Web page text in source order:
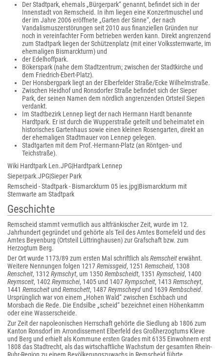
Der Stadtpark, ehemals „Bürgerpark“ genannt, befindet sich in der
Innenstadt von Remscheid. In ihm liegen eine Konzertmuschel und
der im Jahre 2006 eröffnete „Garten der Sinne“, der nach
Vandalismuszerstörungen seit 2010 aus finanziellen Gründen nur
noch in vereinfachter Form betrieben werden kann. Direkt angrenzend
zum Stadtpark liegen der Schützenplatz (mit einer Volkssternwarte, im
ehemaligen Bismarckturm) und
der Edelhoffpark.
Bökerspark (nahe dem Stadtzentrum; zwischen der Stadtkirche und
dem Friedrich-Ebert-Platz).
Der Honsbergpark liegt an der Elberfelder Straße/Ecke Wilhelmstraße.
Zwischen Heidhof und Ronsdorfer Straße befindet sich der Sieper
Park, der seinen Namen dem nördlich angrenzenden Ortsteil Siepen
verdankt.
Im Stadtbezirk Lennep liegt der nach Hermann Hardt benannte
Hardtpark. Er ist durch die Wupperstraße geteilt und beheimatet ein
historisches Gartenhaus sowie einen kleinen Rosengarten, direkt an
der ehemaligen Stadtmauer von Lennep gelegen.
Stadtgarten mit dem Prof.-Hermann-Platz (an Röntgen- und
Teichstraße).
Wiki Hardtpark Len.JPG|Hardtpark Lennep
Sieperpark.JPG|Sieper Park
Remscheid - Stadtpark - Bismarckturm 05 ies.jpg|Bismarckturm mit
Sternwarte am Stadtpark
Geschichte
Remscheid stammt vermutlich aus altfränkischer Zeit, wurde im 12.
Jahrhundert gegründet und gehörte als Teil des Amtes Bornefeld und des
Amtes Beyenburg (Ortsteil Lüttringhausen) zur Grafschaft bzw. zum
Herzogtum Berg.
Der Ort wurde 1173/89 zum ersten Mal schriftlich alsRemscheiterwähnt.
Weitere Nennungen folgen 1217Remissgeid, 1251 Remscheid, 1308
Renscheit, 1312 Rymschyt, um 1350 Rembscheidt, 1351 Rymscheid, 1400
Reymsceit, 1402 Reymschei, 1405 und 1407Rympscheit, 1413 Remscheyt,
1441 Remscheit und Remschett, 1487Reymscheyd und 1639 Rembscheid.
Ursprünglich war von einem „Hohen Wald“ zwischen Eschbach und
Morsbach die Rede. Die Endsilbe „scheid“ bezeichnet einen Höhenkamm
oder eine Wasserscheide.
Zur Zeit der napoleonischen Herrschaft gehörte die Siedlung ab 1806 zum
Kanton Ronsdorf im Arrondissement Elberfeld des Großherzogtums Kleve
und Berg und erhielt als Kommune ersten Grades mit 6135 Einwohnern erst
1808 das Stadtrecht, als das wirtschaftliche Wachstum der gesamten Rhein-